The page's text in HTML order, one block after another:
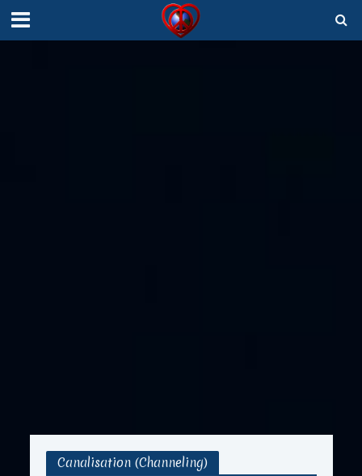
Canalisation (Channeling)